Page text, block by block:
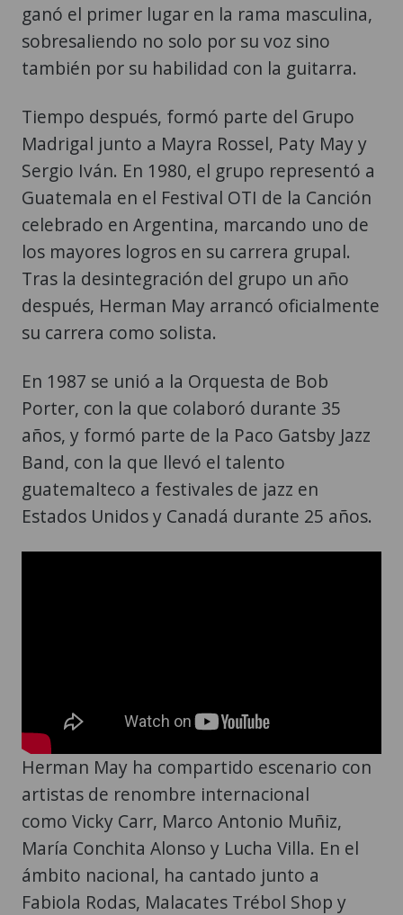
ganó el primer lugar en la rama masculina,
sobresaliendo no solo por su voz sino
también por su habilidad con la guitarra.
Tiempo después, formó parte del Grupo
Madrigal junto a Mayra Rossel, Paty May y
Sergio Iván. En 1980, el grupo representó a
Guatemala en el Festival OTI de la Canción
celebrado en Argentina, marcando uno de
los mayores logros en su carrera grupal.
Tras la desintegración del grupo un año
después, Herman May arrancó oficialmente
su carrera como solista.
En 1987 se unió a la Orquesta de Bob
Porter, con la que colaboró durante 35
años, y formó parte de la Paco Gatsby Jazz
Band, con la que llevó el talento
guatemalteco a festivales de jazz en
Estados Unidos y Canadá durante 25 años.
Herman May ha compartido escenario con
artistas de renombre internacional
como Vicky Carr, Marco Antonio Muñiz,
María Conchita Alonso y Lucha Villa. En el
ámbito nacional, ha cantado junto a
Fabiola Rodas, Malacates Trébol Shop y